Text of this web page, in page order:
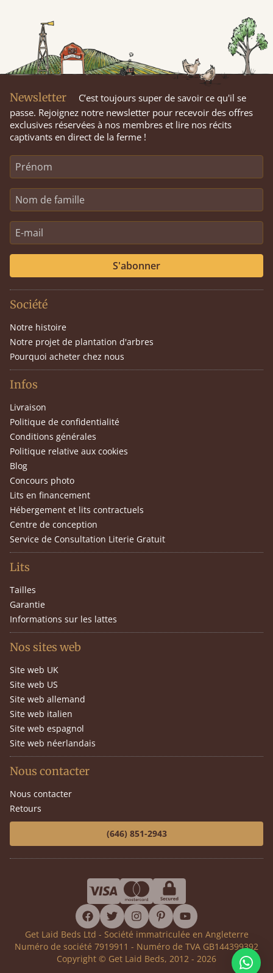
Newsletter
C’est toujours super de savoir ce qu'il se
passe. Rejoignez notre newsletter pour recevoir des offres
exclusives réservées à nos membres et lire nos récits
captivants en direct de la ferme !
S'abonner
Société
Notre histoire
Notre projet de plantation d'arbres
Pourquoi acheter chez nous
Infos
Livraison
Politique de confidentialité
Conditions générales
Politique relative aux cookies
Blog
Concours photo
Lits en financement
Hébergement et lits contractuels
Centre de conception
Service de Consultation Literie Gratuit
Lits
Tailles
Garantie
Informations sur les lattes
Nos sites web
Site web UK
Site web US
Site web allemand
Site web italien
Site web espagnol
Site web néerlandais
Nous contacter
Nous contacter
Retours
(646) 851-2943
facebook
twitterinstagram
pinterestyoutube
Get Laid Beds Ltd - Société immatriculée en Angleterre
Numéro de société 7919911 - Numéro de TVA GB144399392
Copyright © Get Laid Beds, 2012 - 2026